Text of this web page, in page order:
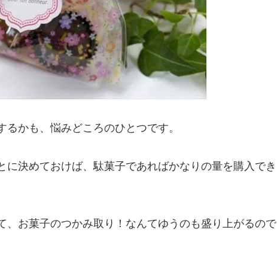
かも、悩みどころのひとつです。
決めておけば、駄菓子であればかなりの量を購入でき
、お菓子のつかみ取り！なんてゆうのも盛り上がるので